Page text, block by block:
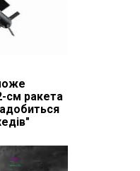
см ракета